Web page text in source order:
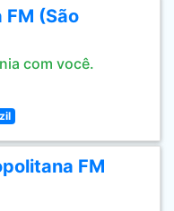
FM (São
com você.
FM